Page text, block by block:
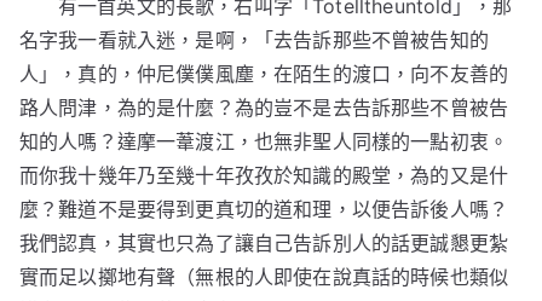
有一首英文的長歌，右叫字「Totelltheuntold」，那
名字我一看就入迷，是啊，「去告訴那些不曾被告知的
人」，真的，仲尼僕僕風塵，在陌生的渡口，向不友善的
路人問津，為的是什麼？為的豈不是去告訴那些不曾被告
知的人嗎？達摩一葦渡江，也無非聖人同樣的一點初衷。
而你我十幾年乃至幾十年孜孜於知識的殿堂，為的又是什
麼？難道不是要得到更真切的道和理，以便告訴後人嗎？
我們認真，其實也只為了讓自己告訴別人的話更誠懇更紮
實而足以擲地有聲（無根的人即使在說真話的時候也類似